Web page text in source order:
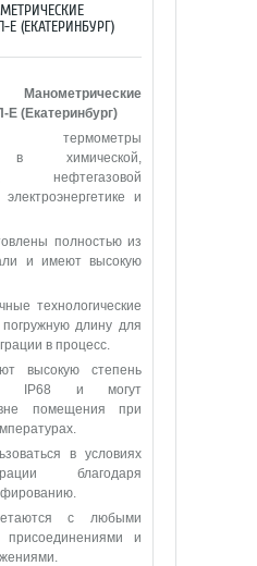
(ЕКАТЕРИНБУРГ)
(Екатеринбург)
термометры
в химической,
нефтегазовой
и
полностью из
и имеют высокую
технологические
длину для
в процесс.
высокую степень
IP68 и могут
вне помещения при
в условиях
благодаря
с любыми
присоединениями и